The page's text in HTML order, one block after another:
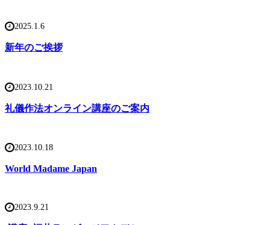
2025.1.6
新年のご挨拶
2023.10.21
礼儀作法オンライン講座のご案内
2023.10.18
World Madame Japan
2023.9.21